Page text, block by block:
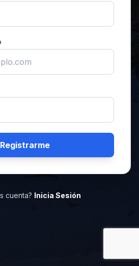
Registrarme
cuenta? Inicia Sesión